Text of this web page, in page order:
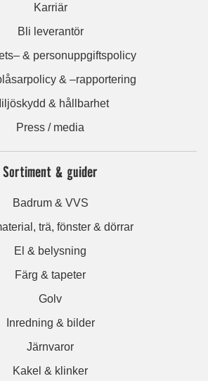
Karriär
Bli leverantör
& personuppgiftspolicy
& –rapportering
& hållbarhet
Press / media
Sortiment & guider
Badrum & VVS
trä, fönster & dörrar
El & belysning
Färg & tapeter
Golv
Inredning & bilder
Järnvaror
Kakel & klinker